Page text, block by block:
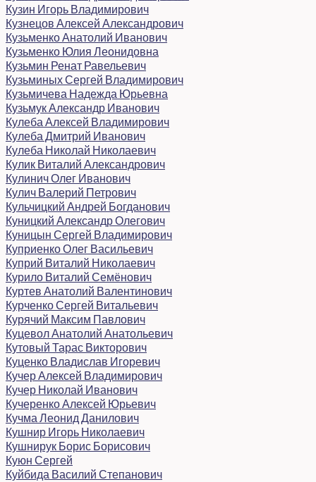
Кузин Игорь Владимирович
Кузнецов Алексей Александрович
Кузьменко Анатолий Иванович
Кузьменко Юлия Леонидовна
Кузьмин Ренат Равельевич
Кузьминых Сергей Владимирович
Кузьмичева Надежда Юрьевна
Кузьмук Александр Иванович
Кулеба Алексей Владимирович
Кулеба Дмитрий Иванович
Кулеба Николай Николаевич
Кулик Виталий Александрович
Кулинич Олег Иванович
Кулич Валерий Петрович
Кульчицкий Андрей Богданович
Куницкий Александр Олегович
Куницын Сергей Владимирович
Куприенко Олег Васильевич
Куприй Виталий Николаевич
Курило Виталий Семёнович
Куртев Анатолий Валентинович
Курченко Сергей Витальевич
Курячий Максим Павлович
Куцевол Анатолий Анатольевич
Кутовый Тарас Викторович
Куценко Владислав Игоревич
Кучер Алексей Владимирович
Кучер Николай Иванович
Кучеренко Алексей Юрьевич
Кучма Леонид Данилович
Кушнир Игорь Николаевич
Кушнирук Борис Борисович
Куюн Сергей
Куйбида Василий Степанович